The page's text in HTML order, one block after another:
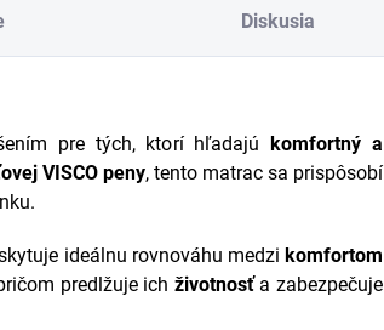
Diskusia
pre tých, ktorí hľadajúkomfortný a
VISCO peny, tento matrac sa prispôsobí
ideálnu rovnováhu medzikomfortom
predlžuje ich životnosťa zabezpečuje